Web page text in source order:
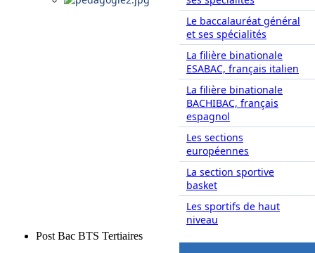
Le baccalauréat général
et ses spécialités
La filière binationale
ESABAC, français italien
La filière binationale
BACHIBAC, français
espagnol
Les sections
européennes
La section sportive
basket
Les sportifs de haut
niveau
Post Bac BTS Tertiaires